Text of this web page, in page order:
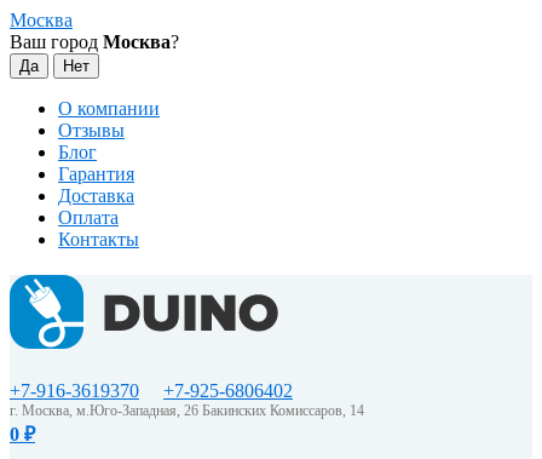
Москва
Ваш город Москва?
О компании
Отзывы
Блог
Гарантия
Доставка
Оплата
Контакты
+7-916-3619370 +7-925-6806402
г. Москва, м.Юго-Западная, 26 Бакинских Комиссаров, 14
0 ₽